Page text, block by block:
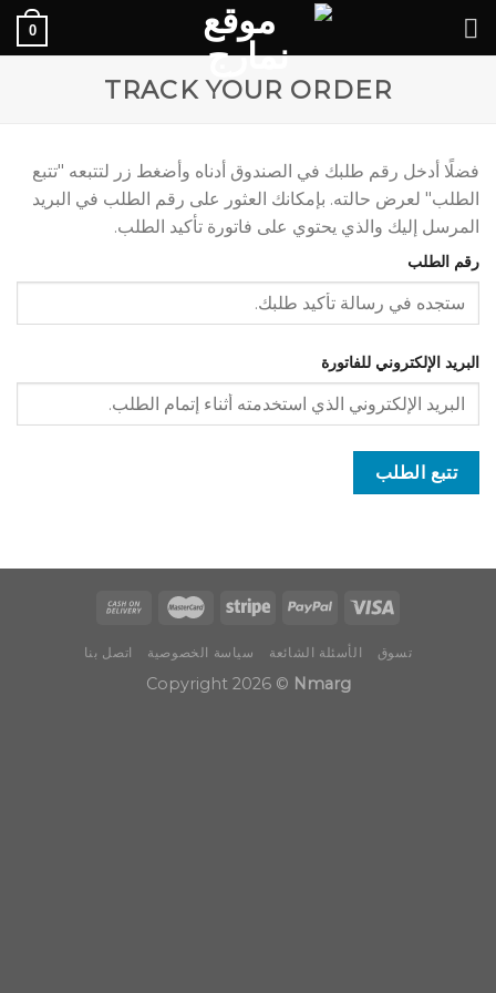
0
TRACK YOUR ORDER
فضلًا أدخل رقم طلبك في الصندوق أدناه وأضغط زر لتتبعه "تتبع
الطلب" لعرض حالته. بإمكانك العثور على رقم الطلب في البريد
المرسل إليك والذي يحتوي على فاتورة تأكيد الطلب.
رقم الطلب
البريد الإلكتروني للفاتورة
تتبع الطلب
تسوق الأسئلة الشائعة سياسة الخصوصية اتصل بنا
Copyright 2026 © Nmarg